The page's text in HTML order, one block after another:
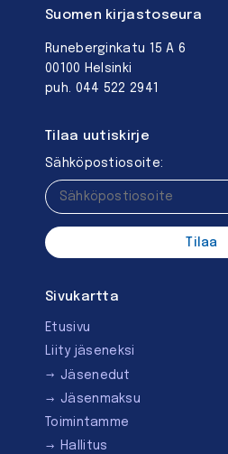
Suomen kirjastoseura
Runeberginkatu 15 A 6
00100 Helsinki
puh. 044 522 2941
Tilaa uutiskirje
Sähköpostiosoite:
Sivukartta
Etusivu
Liity jäseneksi
Jäsenedut
Jäsenmaksu
Toimintamme
Hallitus